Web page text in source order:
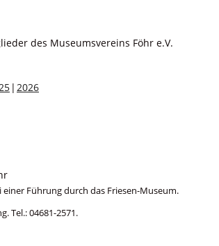
des Museumsvereins Föhr e.V.
2026
Führung durch das Friesen-Museum.
Tel.: 04681-2571.